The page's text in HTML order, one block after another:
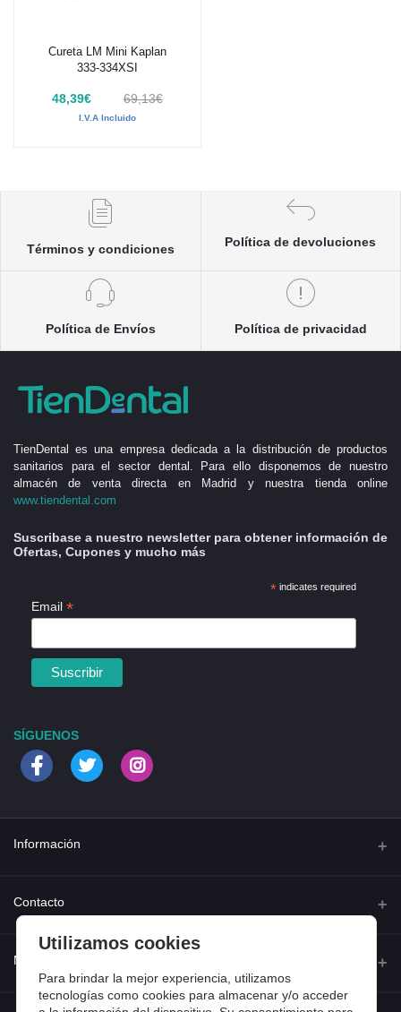
Añadir al carrito
Cureta LM Mini Kaplan
333-334XSI
48,39€ 69,13€
I.V.A Incluido
Términos y condiciones
Política de devoluciones
Política de Envíos Política de privacidad
TienDental es una empresa dedicada a la distribución de productos
sanitarios para el sector dental. Para ello disponemos de nuestro
almacén de venta directa en Madrid y nuestra tienda online
www.tiendental.com
Suscribase a nuestro newsletter para obtener información de
Ofertas, Cupones y mucho más
*indicates required
Email *
SÍGUENOS
Información
Quienes somos
Preguntas frecuentes
Contacto
Calle Ferraz 42, Madrid
Mi cuenta
Utilizamos cookies
Para brindar la mejor experiencia, utilizamos
tecnologías como cookies para almacenar y/o acceder